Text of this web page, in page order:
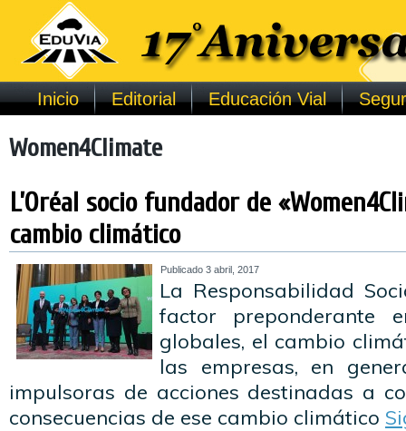
Inicio Editorial Educación Vial
Women4Climate
L’Oréal socio fundador de
cambio climático
Publicado 3 abril, 2017
La Responsabilidad
factor preponderante
globales, el cambio
las empresas, en
impulsoras de acciones destinadas a
consecuencias de ese cambio climático